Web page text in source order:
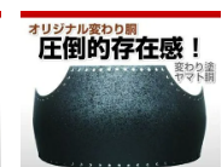
ツバ・ツバ止め